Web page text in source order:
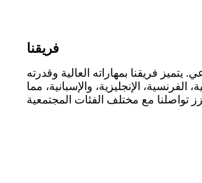
فريقنا
فريقنا بمهاراته العالية وقدرته
الإنجليزية، والإسبانية، مما